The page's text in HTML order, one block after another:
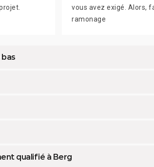
vous avez exigé. Alors,
ramonage
qualifié à Berg